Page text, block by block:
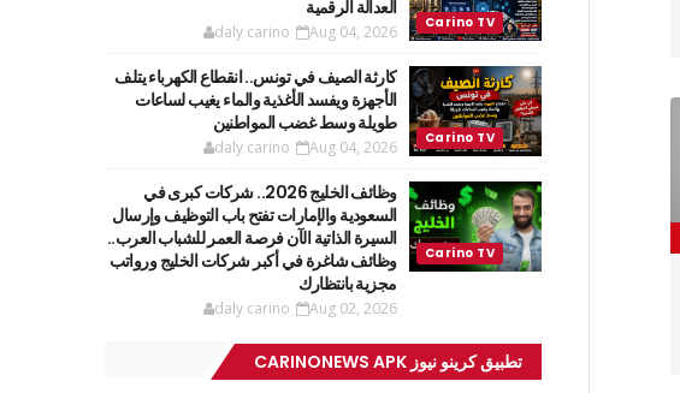
العدالة الرقمية
daly carino Aug 04, 2026
كارثة الصيف في تونس.. انقطاع الكهرباء يتلف
الأجهزة ويفسد الأغذية والماء يغيب لساعات
طويلة وسط غضب المواطنين
daly carino Aug 04, 2026
وظائف الخليج 2026.. شركات كبرى في
السعودية والإمارات تفتح باب التوظيف وإرسال
السيرة الذاتية الآن فرصة العمر للشباب العرب..
وظائف شاغرة في أكبر شركات الخليج ورواتب
مجزية بانتظارك
daly carino Aug 02, 2026
تطبيق كرينو نيوز CARINONEWS APK